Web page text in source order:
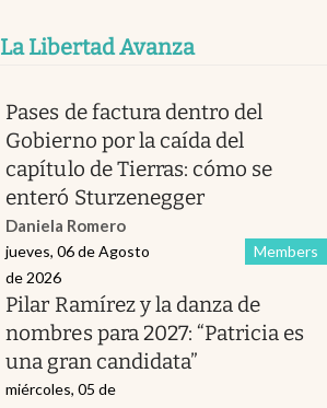
La Libertad Avanza
Pases de factura dentro del
Gobierno por la caída del
capítulo de Tierras: cómo se
enteró Sturzenegger
Daniela Romero
Members
jueves, 06 de Agosto
de 2026
Pilar Ramírez y la danza de
nombres para 2027: “Patricia es
una gran candidata”
miércoles, 05 de